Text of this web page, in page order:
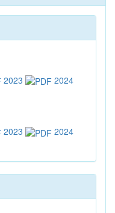
2023
2024
2023
2024